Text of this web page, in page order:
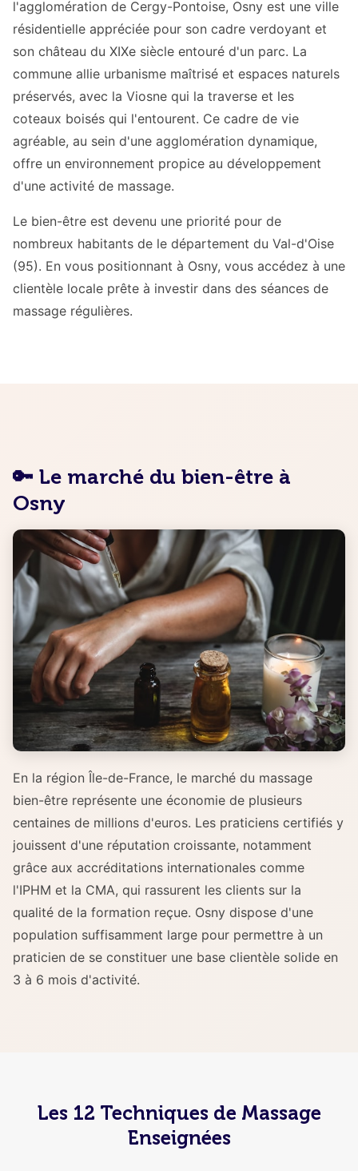
l'agglomération de Cergy-Pontoise, Osny est une ville
résidentielle appréciée pour son cadre verdoyant et
son château du XIXe siècle entouré d'un parc. La
commune allie urbanisme maîtrisé et espaces naturels
préservés, avec la Viosne qui la traverse et les
coteaux boisés qui l'entourent. Ce cadre de vie
agréable, au sein d'une agglomération dynamique,
offre un environnement propice au développement
d'une activité de massage.
Le bien-être est devenu une priorité pour de
nombreux habitants de le département du Val-d'Oise
(95). En vous positionnant à Osny, vous accédez à une
clientèle locale prête à investir dans des séances de
massage régulières.
🔑 Le marché du bien-être à
Osny
En la région Île-de-France, le marché du massage
bien-être représente une économie de plusieurs
centaines de millions d'euros. Les praticiens certifiés y
jouissent d'une réputation croissante, notamment
grâce aux accréditations internationales comme
l'IPHM et la CMA, qui rassurent les clients sur la
qualité de la formation reçue. Osny dispose d'une
population suffisamment large pour permettre à un
praticien de se constituer une base clientèle solide en
3 à 6 mois d'activité.
Les 12 Techniques de Massage
Enseignées